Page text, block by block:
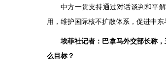
中方一贯支持通过对话谈判和平
用，维护国际核不扩散体系，促进中东
埃菲社记者：巴拿马外交部长称
么目标？